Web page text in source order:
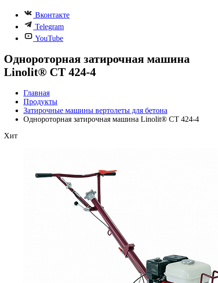
Вконтакте
Telegram
YouTube
Однороторная затирочная машина
Linolit® CT 424-4
Главная
Продукты
Затирочные машины вертолеты для бетона
Однороторная затирочная машина Linolit® CT 424-4
Хит